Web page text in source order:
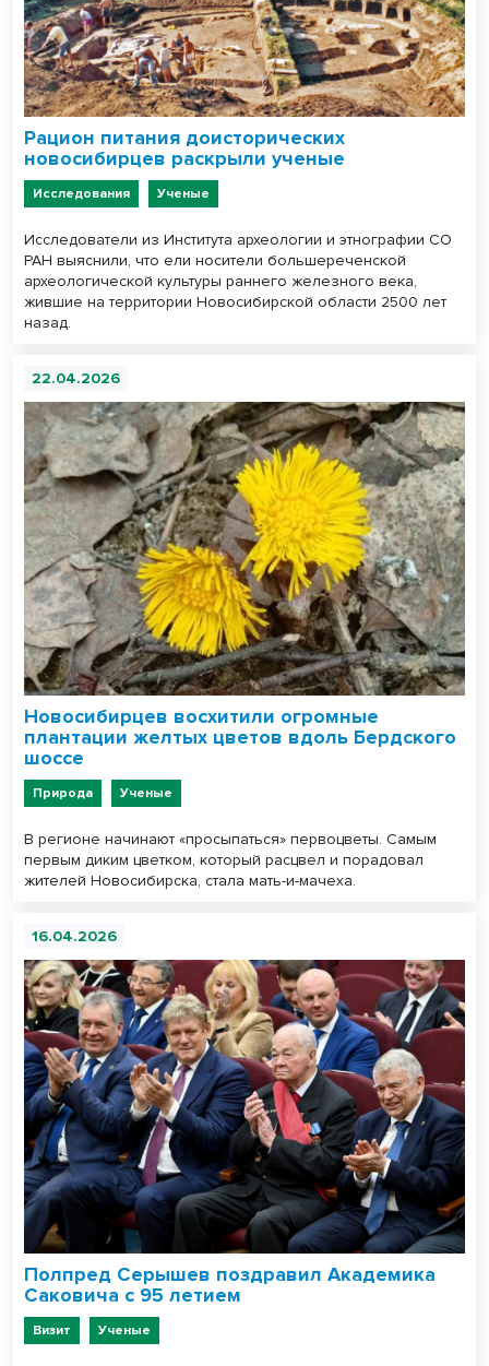
Рацион питания доисторических
новосибирцев раскрыли ученые
Исследования Ученые
Исследователи из Института археологии и этнографии СО
РАН выяснили, что ели носители большереченской
археологической культуры раннего железного века,
жившие на территории Новосибирской области 2500 лет
назад.
22.04.2026
Новосибирцев восхитили огромные
плантации желтых цветов вдоль Бердского
шоссе
Природа Ученые
В регионе начинают «просыпаться» первоцветы. Самым
первым диким цветком, который расцвел и порадовал
жителей Новосибирска, стала мать-и-мачеха.
16.04.2026
Полпред Серышев поздравил Академика
Саковича с 95 летием
Визит Ученые